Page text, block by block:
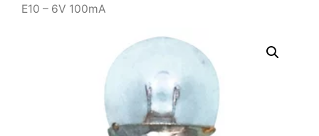
E10 – 6V 100mA